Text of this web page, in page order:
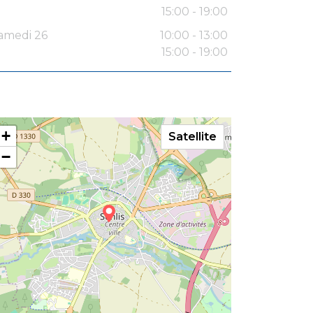
15:00 - 19:00
26
10:00 - 13:00
15:00 - 19:00
+
−
Satellite